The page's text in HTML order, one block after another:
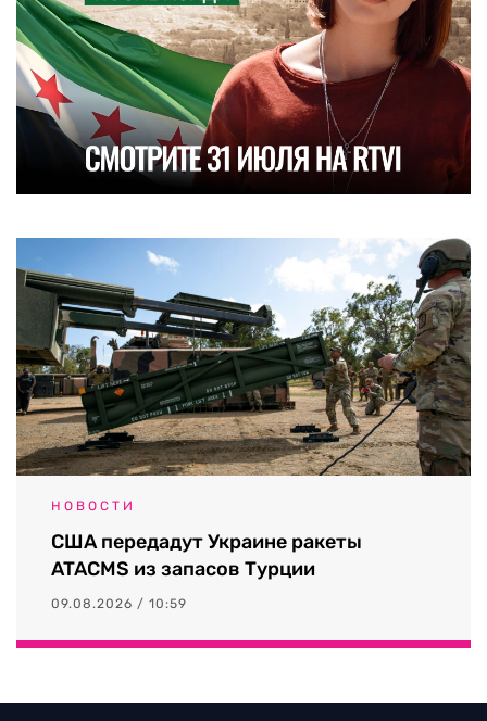
НОВОСТИ
США передадут Украине ракеты
ATACMS из запасов Турции
09.08.2026 / 10:59